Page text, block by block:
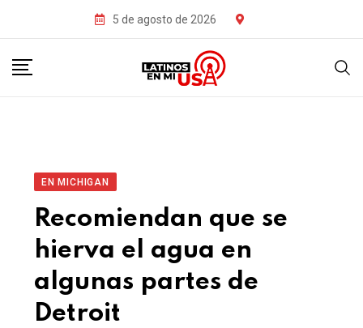
5 de agosto de 2026
EN MICHIGAN
Recomiendan que se
hierva el agua en
algunas partes de
Detroit